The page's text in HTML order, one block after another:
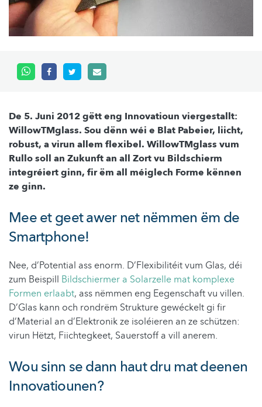
De 5. Juni 2012 gëtt eng Innovatioun viergestallt:
WillowTMglass. Sou dënn wéi e Blat Pabeier, liicht,
robust, a virun allem flexibel. WillowTMglass vum
Rullo soll an Zukunft an all Zort vu Bildschierm
integréiert ginn, fir ëm all méiglech Forme kënnen
ze ginn.
Mee et geet awer net nëmmen ëm de
Smartphone!
Nee, d’Potential ass enorm. D’Flexibilitéit vum Glas, déi
zum Beispill Bildschiermer a Solarzelle mat komplexe
Formen erlaabt, ass nëmmen eng Eegenschaft vu villen.
D’Glas kann och rondrëm Strukture gewéckelt gi fir
d’Material an d’Elektronik ze isoléieren an ze schützen:
virun Hëtzt, Fiichtegkeet, Sauerstoff a vill anerem.
Wou sinn se dann haut dru mat deenen
Innovatiounen?